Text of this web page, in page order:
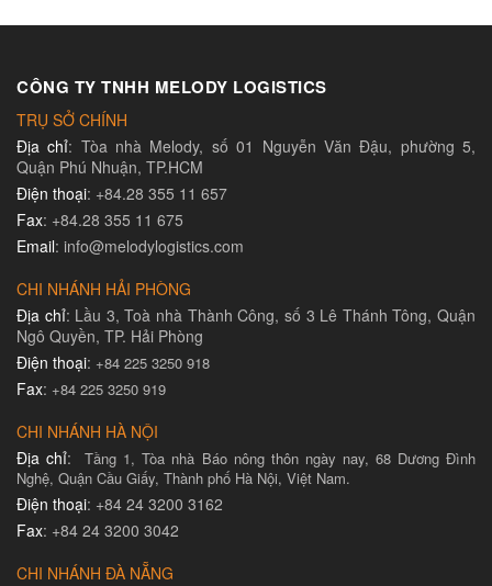
CÔNG TY TNHH MELODY LOGISTICS
TRỤ SỞ CHÍNH
Địa chỉ: Tòa nhà Melody, số 01 Nguyễn Văn Đậu, phường 5,
Quận Phú Nhuận, TP.HCM
Điện thoại: +84.28 355 11 657
Fax: +84.28 355 11 675
Email: info@melodylogistics.com
CHI NHÁNH HẢI PHÒNG
Địa chỉ: Lầu 3, Toà nhà Thành Công, số 3 Lê Thánh Tông, Quận
Ngô Quyền, TP. Hải Phòng
Điện thoại: +84 225 3250 918
Fax: +84 225 3250 919
CHI NHÁNH HÀ NỘI
Địa chỉ:
Tầng 1, Tòa nhà Báo nông thôn ngày nay, 68 Dương Đình
Nghệ, Quận Cầu Giấy, Thành phố Hà Nội, Việt Nam.
Điện thoại: +84 24 3200 3162
Fax: +84 24 3200 3042
CHI NHÁNH ĐÀ NẴNG